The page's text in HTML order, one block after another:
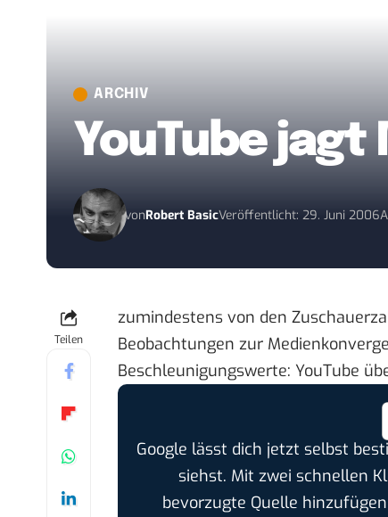
ARCHIV
YouTube jagt
vonRobert BasicVeröffentlicht: 29. Juni 2006
Teilen
zumindestens von den
Beobachtungen zur
Beschleunigungswerte: YouTube
Google lässt dich jetzt selbst
siehst. Mit zwei schnellen
bevorzugte Quelle